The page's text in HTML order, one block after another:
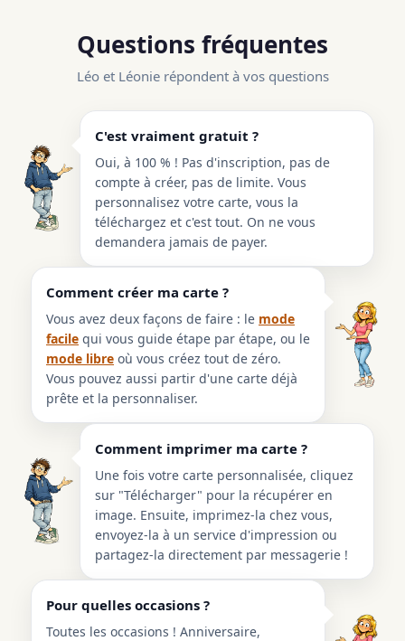
Questions fréquentes
Léo et Léonie répondent à vos questions
C'est vraiment gratuit ?
Oui, à 100 % ! Pas d'inscription, pas de
compte à créer, pas de limite. Vous
personnalisez votre carte, vous la
téléchargez et c'est tout. On ne vous
demandera jamais de payer.
Comment créer ma carte ?
Vous avez deux façons de faire : le mode
facile qui vous guide étape par étape, ou le
mode libre où vous créez tout de zéro.
Vous pouvez aussi partir d'une carte déjà
prête et la personnaliser.
Comment imprimer ma carte ?
Une fois votre carte personnalisée, cliquez
sur "Télécharger" pour la récupérer en
image. Ensuite, imprimez-la chez vous,
envoyez-la à un service d'impression ou
partagez-la directement par messagerie !
Pour quelles occasions ?
Toutes les occasions ! Anniversaire,